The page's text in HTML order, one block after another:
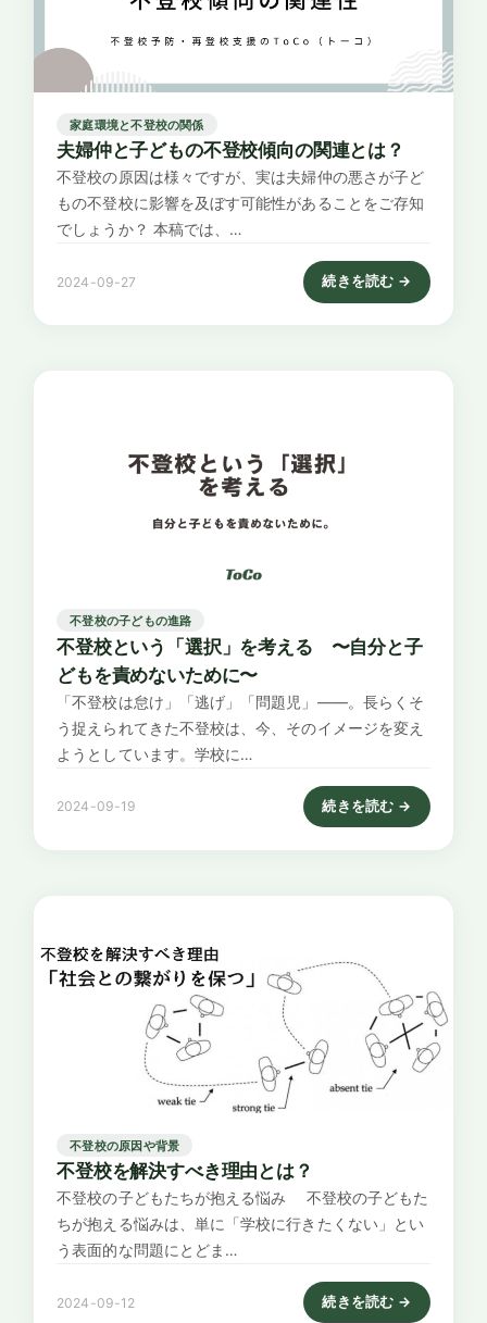
家庭環境と不登校の関係
夫婦仲と子どもの不登校傾向の関連とは？
不登校の原因は様々ですが、実は夫婦仲の悪さが子ど
もの不登校に影響を及ぼす可能性があることをご存知
でしょうか？ 本稿では、…
2024-09-27 続きを読む →
: 夫婦仲と子どもの不登
不登校の子どもの進路
不登校という「選択」を考える 〜自分と子
どもを責めないために〜
「不登校は怠け」「逃げ」「問題児」――。長らくそ
う捉えられてきた不登校は、今、そのイメージを変え
ようとしています。学校に…
2024-09-19 続きを読む →
: 不登校という「選択」
不登校の原因や背景
不登校を解決すべき理由とは？
不登校の子どもたちが抱える悩み 不登校の子どもた
ちが抱える悩みは、単に「学校に行きたくない」とい
う表面的な問題にとどま…
2024-09-12 続きを読む →
: 不登校を解決すべき理